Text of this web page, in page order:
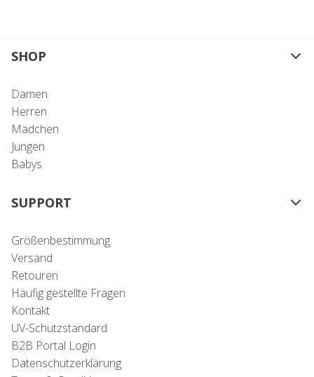
SHOP
Damen
Herren
Mädchen
Jungen
Babys
SUPPORT
Größenbestimmung
Versand
Retouren
Häufig gestellte Fragen
Kontakt
UV-Schutzstandard
B2B Portal Login
Datenschutzerklärung